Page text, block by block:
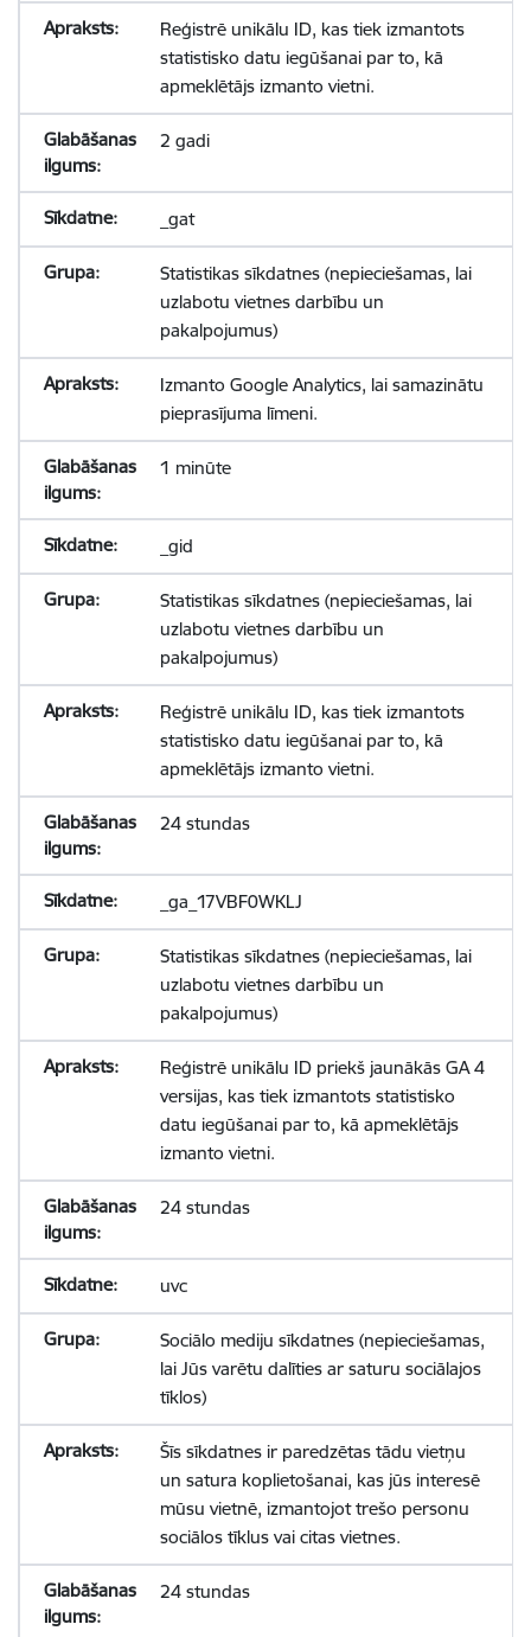
Reģistrē unikālu ID, kas tiek izmantots
statistisko datu iegūšanai par to, kā
apmeklētājs izmanto vietni.
2 gadi
_gat
Statistikas sīkdatnes (nepieciešamas, lai
uzlabotu vietnes darbību un
pakalpojumus)
Izmanto Google Analytics, lai samazinātu
pieprasījuma līmeni.
1 minūte
_gid
Statistikas sīkdatnes (nepieciešamas, lai
uzlabotu vietnes darbību un
pakalpojumus)
Reģistrē unikālu ID, kas tiek izmantots
statistisko datu iegūšanai par to, kā
apmeklētājs izmanto vietni.
24 stundas
_ga_17VBF0WKLJ
Statistikas sīkdatnes (nepieciešamas, lai
uzlabotu vietnes darbību un
pakalpojumus)
Reģistrē unikālu ID priekš jaunākās GA 4
versijas, kas tiek izmantots statistisko
datu iegūšanai par to, kā apmeklētājs
izmanto vietni.
24 stundas
uvc
Sociālo mediju sīkdatnes (nepieciešamas,
lai Jūs varētu dalīties ar saturu sociālajos
tīklos)
Šīs sīkdatnes ir paredzētas tādu vietņu
un satura koplietošanai, kas jūs interesē
mūsu vietnē, izmantojot trešo personu
sociālos tīklus vai citas vietnes.
24 stundas